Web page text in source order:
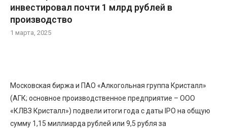
инвестировал почти 1 млрд рублей в
производство
1 марта, 2025
Московская биржа и ПАО «Алкогольная группа Кристалл»
(АГК; основное производственное предприятие – ООО
«КЛВЗ Кристалл») подвели итоги года с даты IPO на общую
сумму 1,15 миллиарда рублей или 9,5 рубля за